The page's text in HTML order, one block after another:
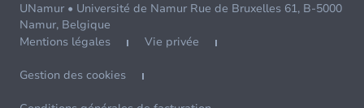
UNamur • Université de Namur Rue de Bruxelles 61, B-5000
Namur, Belgique
Mentions légales
Vie privée
Gestion des cookies